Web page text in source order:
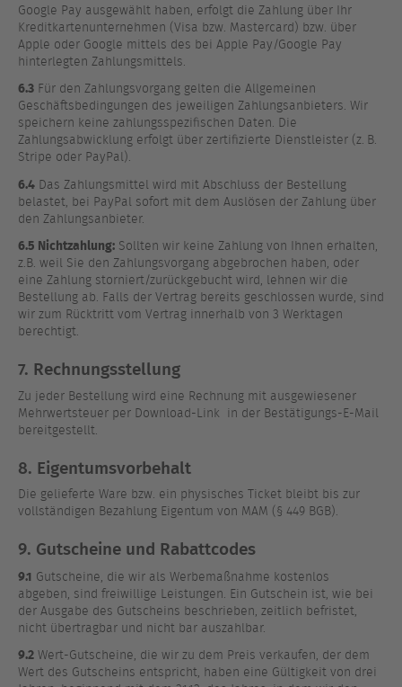
Google Pay ausgewählt haben, erfolgt die Zahlung über Ihr
Kreditkartenunternehmen (Visa bzw. Mastercard) bzw. über
Apple oder Google mittels des bei Apple Pay/Google Pay
hinterlegten Zahlungsmittels.
6.3 Für den Zahlungsvorgang gelten die Allgemeinen
Geschäftsbedingungen des jeweiligen Zahlungsanbieters. Wir
speichern keine zahlungsspezifischen Daten. Die
Zahlungsabwicklung erfolgt über zertifizierte Dienstleister (z. B.
Stripe oder PayPal).
6.4 Das Zahlungsmittel wird mit Abschluss der Bestellung
belastet, bei PayPal sofort mit dem Auslösen der Zahlung über
den Zahlungsanbieter.
6.5 Nichtzahlung: Sollten wir keine Zahlung von Ihnen erhalten,
z.B. weil Sie den Zahlungsvorgang abgebrochen haben, oder
eine Zahlung storniert/zurückgebucht wird, lehnen wir die
Bestellung ab. Falls der Vertrag bereits geschlossen wurde, sind
wir zum Rücktritt vom Vertrag innerhalb von 3 Werktagen
berechtigt.
7. Rechnungsstellung
Zu jeder Bestellung wird eine Rechnung mit ausgewiesener
Mehrwertsteuer per Download-Link in der Bestätigungs-E-Mail
bereitgestellt.
8. Eigentumsvorbehalt
Die gelieferte Ware bzw. ein physisches Ticket bleibt bis zur
vollständigen Bezahlung Eigentum von MAM (§ 449 BGB).
9. Gutscheine und Rabattcodes
9.1 Gutscheine, die wir als Werbemaßnahme kostenlos
abgeben, sind freiwillige Leistungen. Ein Gutschein ist, wie bei
der Ausgabe des Gutscheins beschrieben, zeitlich befristet,
nicht übertragbar und nicht bar auszahlbar.
9.2 Wert-Gutscheine, die wir zu dem Preis verkaufen, der dem
Wert des Gutscheins entspricht, haben eine Gültigkeit von drei